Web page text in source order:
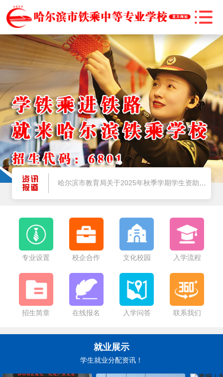
@师生家长，2025暑期将至，安全提示请牢记
哈尔滨市教育局关于2025年秋季学期学生资助政策执行的公告
“尔滨爱你·与法同行”——法治宣传教育进校园
燃情启航！哈尔滨市铁乘中等专业学校 2025 级新生军训正式拉开帷幕
@师生家长，2025暑期将至，安全提示请牢记
哈尔滨市教育局关于2025年秋季学期学生资助政策执行的公告
专业设置 校企合作 文化校园 入学流程
招生简章 在线报名 入学问答 联系我们
就业展示
学生就业分配资讯！